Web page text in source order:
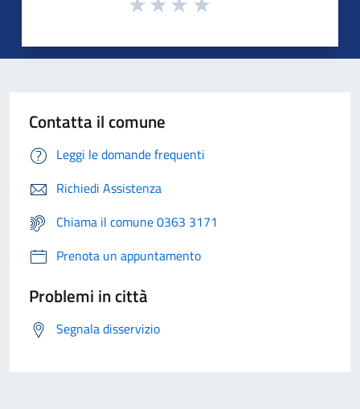
Contatta il comune
Leggi le domande frequenti
Richiedi Assistenza
Chiama il comune 0363 3171
Prenota un appuntamento
Problemi in città
Segnala disservizio